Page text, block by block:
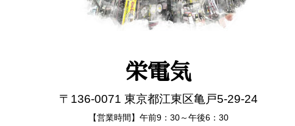
栄電気
〒136-0071 東京都江東区亀戸5-29-24
【営業時間】午前9：30～午後6：30